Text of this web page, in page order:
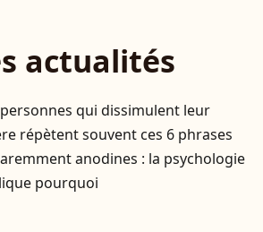
actualités
personnes qui dissimulent leur
répètent souvent ces 6 phrases
anodines : la psychologie
pourquoi